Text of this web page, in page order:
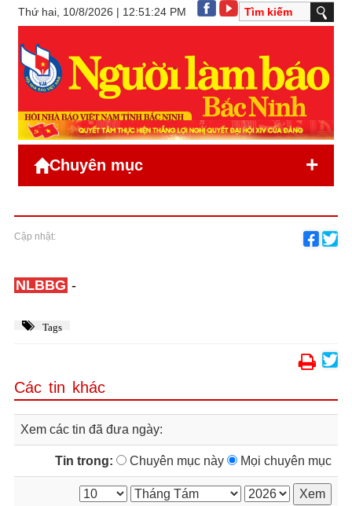
Thứ hai, 10/8/2026 | 12:51:24 PM
Chuyên mục +
Cập nhật:
NLBBG -
Tags
Các tin khác
Xem các tin đã đưa ngày:
Tin trong: Chuyên mục này Mọi chuyên mục